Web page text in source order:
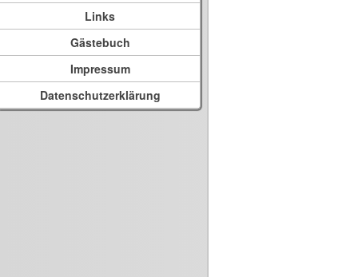
Links
Gästebuch
Impressum
Datenschutzerklärung